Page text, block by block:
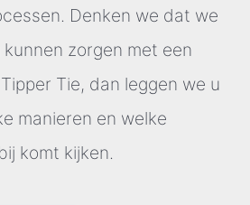
Denken we dat we
zorgen met een
Tie, dan leggen we u
manieren en welke
komt kijken.